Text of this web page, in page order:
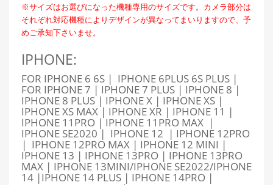
※サイズはお選びになった機種専用のサイズです。カメラ部分は
それぞれ対応機種によりデザインが異なってまいりますので、予
めご承知下さいませ。
IPHONE:
FOR IPHONE 6 6S | IPHONE 6PLUS 6S PLUS |
FOR IPHONE 7 | IPHONE 7 PLUS | IPHONE 8 |
IPHONE 8 PLUS | IPHONE X | IPHONE XS |
IPHONE XS MAX | IPHONE XR | IPHONE 11 |
IPHONE 11PRO | IPHONE 11PRO MAX |
IPHONE SE2020 | IPHONE 12 | IPHONE 12PRO
| IPHONE 12PRO MAX | IPHONE 12 MINI |
IPHONE 13 | IPHONE 13PRO | IPHONE 13PRO
MAX | IPHONE 13MINI/IPHONE SE2022/IPHONE
14 |IPHONE 14 PLUS | IPHONE 14PRO |